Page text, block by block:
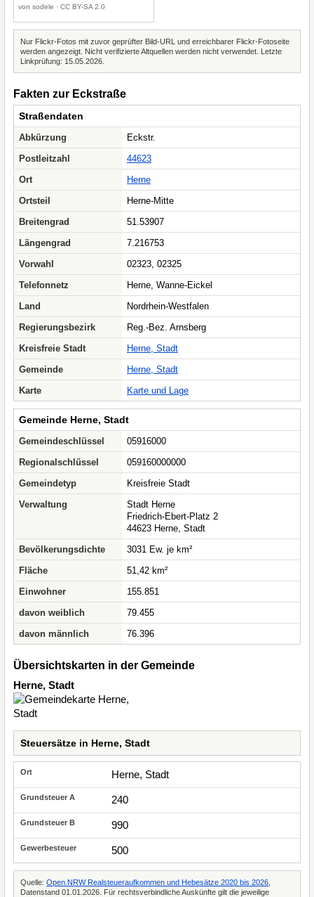
von sodele · CC BY-SA 2.0
Nur Flickr-Fotos mit zuvor geprüfter Bild-URL und erreichbarer Flickr-Fotoseite
werden angezeigt. Nicht verifizierte Altquellen werden nicht verwendet. Letzte
Linkprüfung: 15.05.2026.
Fakten zur Eckstraße
Straßendaten
Abkürzung
Eckstr.
Postleitzahl
44623
Ort
Herne
Ortsteil
Herne-Mitte
Breitengrad
51.53907
Längengrad
7.216753
Vorwahl
02323, 02325
Telefonnetz
Herne, Wanne-Eickel
Land
Nordrhein-Westfalen
Regierungsbezirk
Reg.-Bez. Arnsberg
Kreisfreie Stadt
Herne, Stadt
Gemeinde
Herne, Stadt
Karte
Karte und Lage
Gemeinde Herne, Stadt
Gemeindeschlüssel
05916000
Regionalschlüssel
059160000000
Gemeindetyp
Kreisfreie Stadt
Verwaltung
Stadt Herne
Friedrich-Ebert-Platz 2
44623 Herne, Stadt
Bevölkerungsdichte
3031 Ew. je km²
Fläche
51,42 km²
Einwohner
155.851
davon weiblich
79.455
davon männlich
76.396
Übersichtskarten in der Gemeinde
Herne, Stadt
Steuersätze in Herne, Stadt
Herne, Stadt
240
990
500
Quelle: Open.NRW Realsteueraufkommen und Hebesätze 2020 bis 2026
Datenstand 01.01.2026. Für rechtsverbindliche Auskünfte gilt die jeweilige